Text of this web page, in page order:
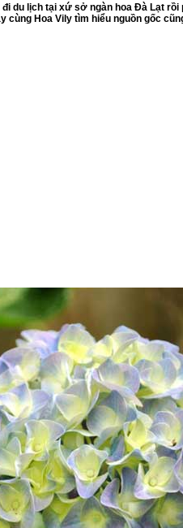
du lịch tại xứ sở ngàn hoa Đà Lạt
Hoa Vily tìm hiểu nguồn gốc